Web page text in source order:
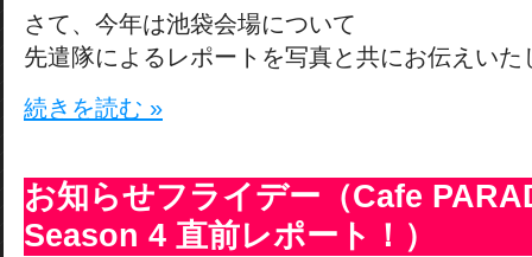
さて、今年は池袋会場について
先遣隊によるレポートを写真と共にお伝えいた
続きを読む »
お知らせフライデー（Cafe
Season 4 直前レポート！）